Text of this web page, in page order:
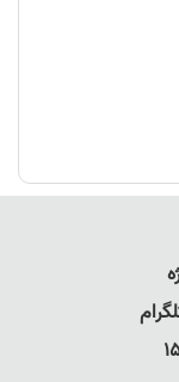
پیگیری یا دعا به
نیستید، از
از اطلاعات